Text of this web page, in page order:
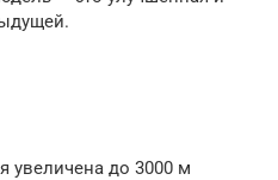
увеличена до 3000 м